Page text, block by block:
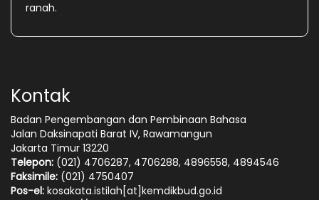
ranah.
Kontak
Badan Pengembangan dan Pembinaan Bahasa
Jalan Daksinapati Barat IV, Rawamangun
Jakarta Timur 13220
Telepon: (021) 4706287, 4706288, 4896558, 4894546
Faksimile: (021) 4750407
Pos-el: kosakata.istilah[at]kemdikbud.go.id